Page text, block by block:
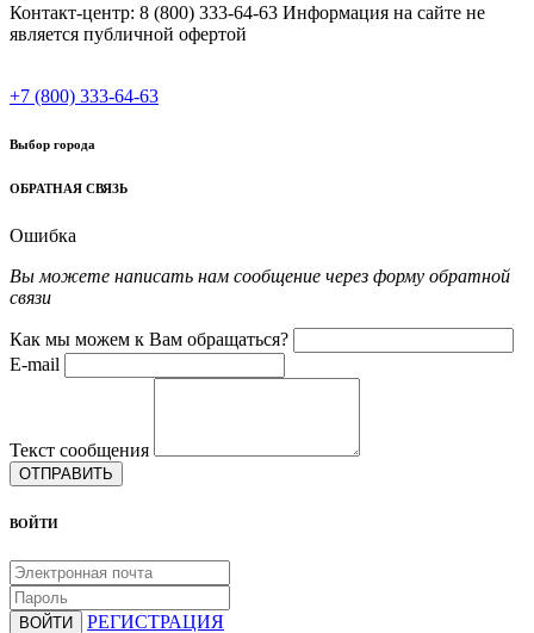
Контакт-центр: 8 (800) 333-64-63 Информация на сайте не
является публичной офертой
+7 (800) 333-64-63
Выбор города
ОБРАТНАЯ СВЯЗЬ
Ошибка
Вы можете написать нам сообщение через форму обратной
связи
Как мы можем к Вам обращаться?
E-mail
Текст сообщения
ОТПРАВИТЬ
ВОЙТИ
ВОЙТИ
РЕГИСТРАЦИЯ